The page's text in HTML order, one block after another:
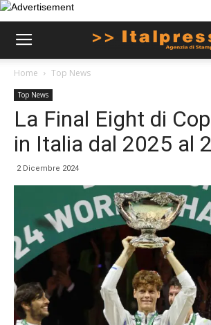
Home Top News
Top News
La Final Eight di
in Italia dal 2025 al
2 Dicembre 2024